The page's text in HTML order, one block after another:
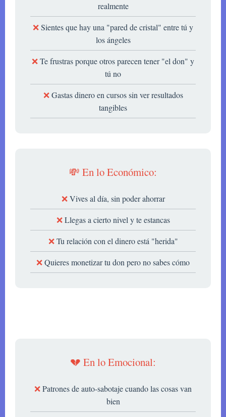
realmente
Sientes que hay una "pared de cristal" entre tú y
los ángeles
Te frustras porque otros parecen tener "el don" y
tú no
Gastas dinero en cursos sin ver resultados
tangibles
💸 En lo Económico:
Vives al día, sin poder ahorrar
Llegas a cierto nivel y te estancas
Tu relación con el dinero está "herida"
Quieres monetizar tu don pero no sabes cómo
💔 En lo Emocional:
Patrones de auto-sabotaje cuando las cosas van
bien